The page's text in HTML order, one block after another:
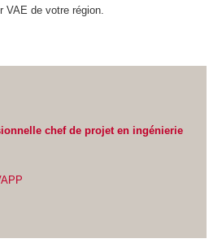
VAE de votre région.
chef de projet en ingénierie